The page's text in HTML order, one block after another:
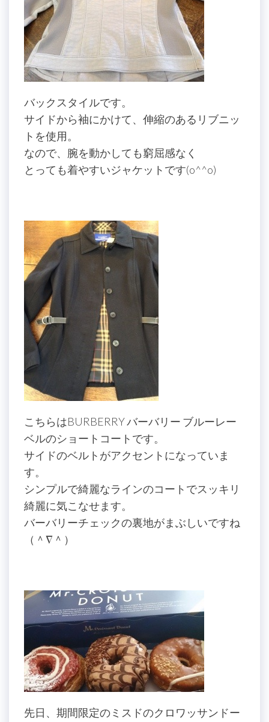
バックスタイルです。
サイドから袖にかけて、伸縮のあるリブニッ
トを使用。
なので、腕を動かしても窮屈感なく
とっても着やすいジャケットです(o^^o)
こちらはBURBERRY バーバリー ブルーレー
ベルのショートコートです。
サイドのベルトがアクセントになっていま
す。
シンプルで綺麗なラインのコートでスッキリ
綺麗に気こなせます。
バーバリーチェックの裏地がまぶしいですね
（＾∇＾）
先日、期間限定のミスドのクロワッサンドー